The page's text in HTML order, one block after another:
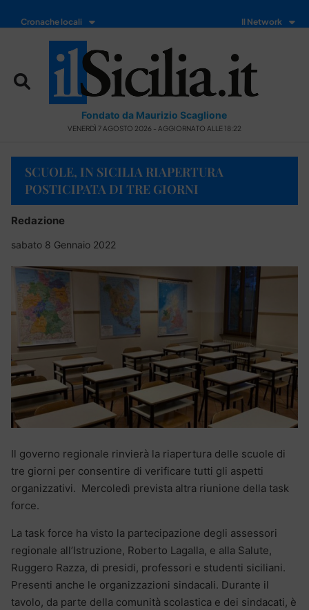
Cronache locali Il Network
Fondato da Maurizio Scaglione
VENERDÌ 7 AGOSTO 2026 - AGGIORNATO ALLE 18:22
SCUOLE, IN SICILIA RIAPERTURA
POSTICIPATA DI TRE GIORNI
Redazione
sabato 8 Gennaio 2022
Il governo regionale rinvierà la riapertura delle scuole di
tre giorni per consentire di verificare tutti gli aspetti
organizzativi. Mercoledì prevista altra riunione della task
force.
La task force ha visto la partecipazione degli assessori
regionale all’Istruzione, Roberto Lagalla, e alla Salute,
Ruggero Razza, di presidi, professori e studenti siciliani.
Presenti anche le organizzazioni sindacali. Durante il
tavolo, da parte della comunità scolastica e dei sindacati, è